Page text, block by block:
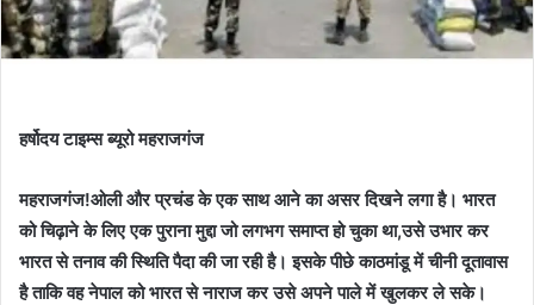
हर्षोदय टाइम्स ब्यूरो महराजगंज
महराजगंज!ओली और प्रचंड के एक साथ आने का असर दिखने लगा है। भारत
को चिढ़ाने के लिए एक पुराना मुद्दा जो लगभग समाप्त हो चुका था,उसे उभार कर
भारत से तनाव की स्थिति पैदा की जा रही है। इसके पीछे काठमांडू में चीनी दूतावास
है ताकि वह नेपाल को भारत से नाराज कर उसे अपने पाले में खुलकर ले सके।